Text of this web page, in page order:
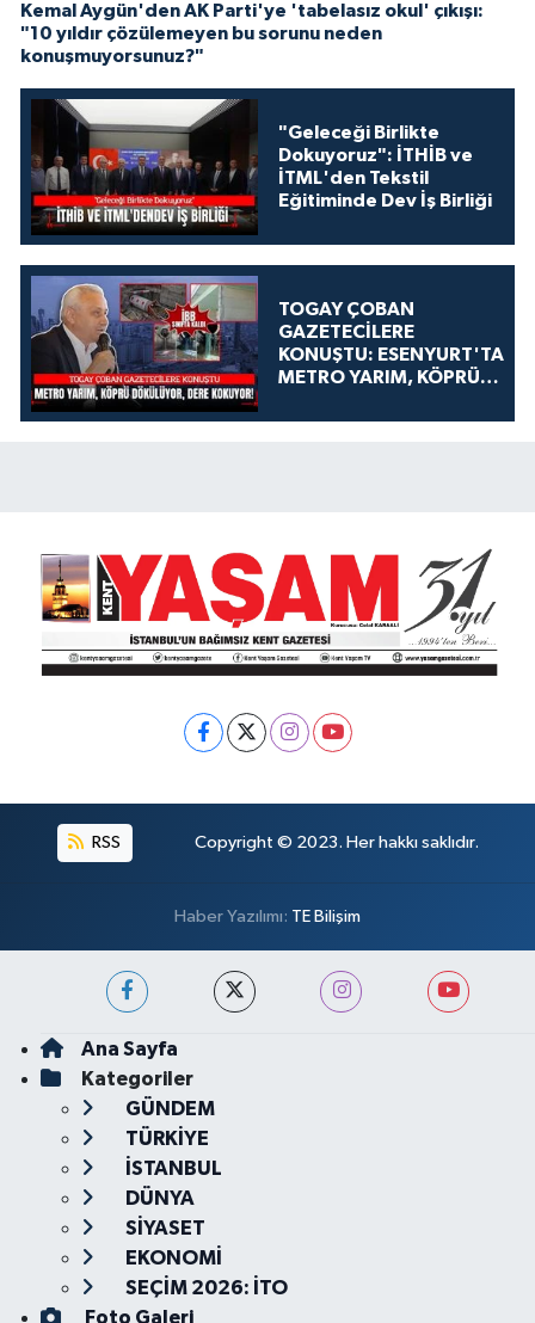
Kemal Aygün'den AK Parti'ye 'tabelasız okul' çıkışı:
"10 yıldır çözülemeyen bu sorunu neden
konuşmuyorsunuz?"
"Geleceği Birlikte
Dokuyoruz": İTHİB ve
İTML'den Tekstil
Eğitiminde Dev İş Birliği
TOGAY ÇOBAN
GAZETECİLERE
KONUŞTU: ESENYURT'TA
METRO YARIM, KÖPRÜ
KOKUYOR!
RSS Copyright © 2023. Her hakkı saklıdır.
Haber Yazılımı: TE Bilişim
Ana Sayfa
Kategoriler
GÜNDEM
TÜRKİYE
İSTANBUL
DÜNYA
SİYASET
EKONOMİ
SEÇİM 2026: İTO
Foto Galeri